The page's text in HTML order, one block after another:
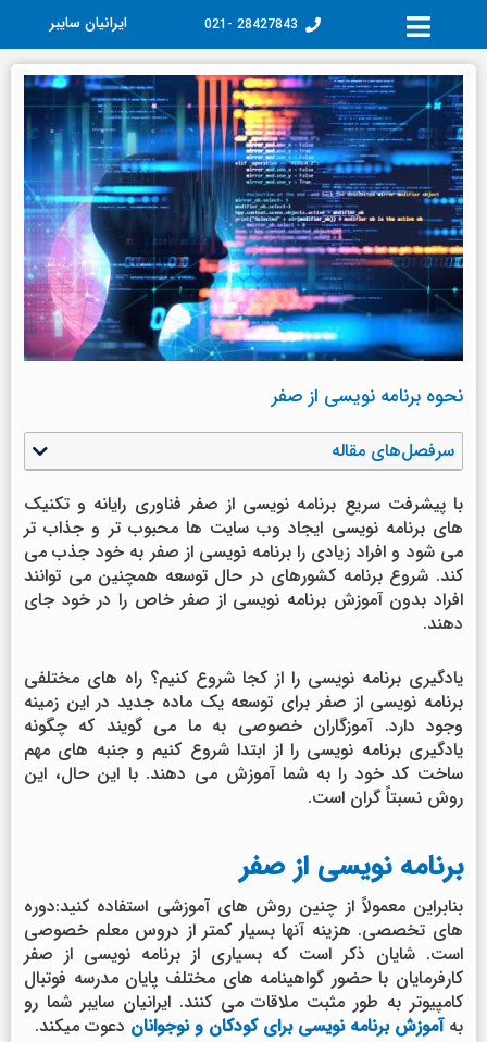
محتوا
28427843 -021 ایرانیان سایبر
نحوه برنامه نویسی از صفر
سرفصل‌های مقاله
با پیشرفت سریع برنامه نویسی از صفر فناوری رایانه و تکنیک
های برنامه نویسی ایجاد وب سایت ها محبوب تر و جذاب تر
می شود و افراد زیادی را برنامه نویسی از صفر به خود جذب می
کند. شروع برنامه کشورهای در حال توسعه همچنین می توانند
افراد بدون آموزش برنامه نویسی از صفر خاص را در خود جای
دهند.
یادگیری برنامه نویسی را از کجا شروع کنیم؟ راه های مختلفی
برنامه نویسی از صفر برای توسعه یک ماده جدید در این زمینه
وجود دارد. آموزگاران خصوصی به ما می گویند که چگونه
یادگیری برنامه نویسی را از ابتدا شروع کنیم و جنبه های مهم
ساخت کد خود را به شما آموزش می دهند. با این حال، این
روش نسبتاً گران است.
برنامه نویسی از صفر
بنابراین معمولاً از چنین روش های آموزشی استفاده کنید:دوره
های تخصصی. هزینه آنها بسیار کمتر از دروس معلم خصوصی
است. شایان ذکر است که بسیاری از برنامه نویسی از صفر
کارفرمایان با حضور گواهینامه های مختلف پایان مدرسه فوتبال
کامپیوتر به طور مثبت ملاقات می کنند. ایرانیان سایبر شما رو
بهآموزش برنامه نویسی برای کودکان و نوجوانان دعوت میکند.